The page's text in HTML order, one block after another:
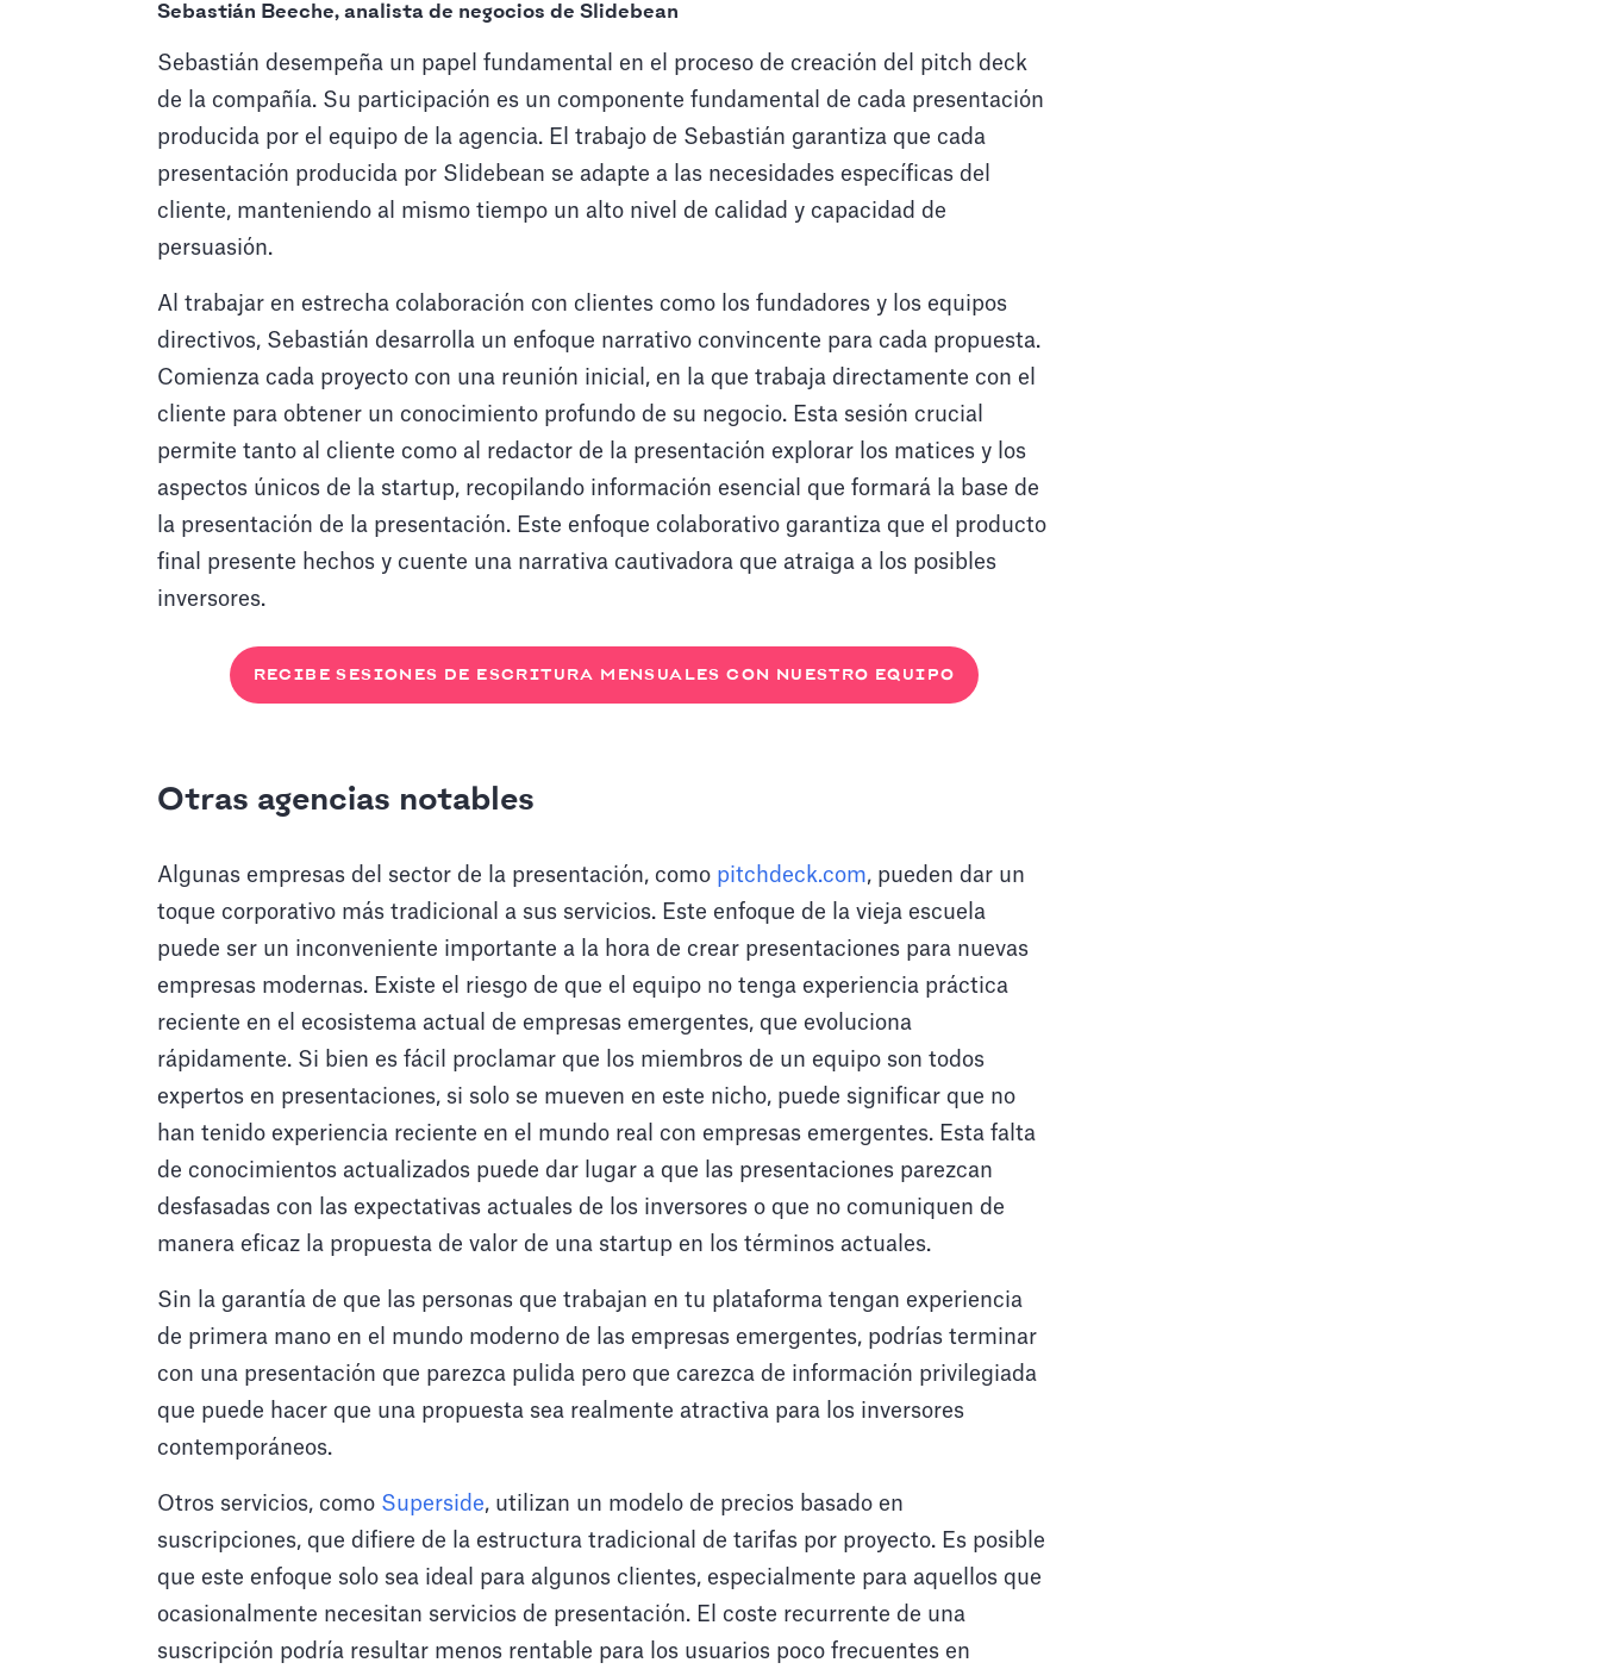
Sebastián Beeche, analista de negocios de Slidebean
Sebastián desempeña un papel fundamental en el proceso de creación del pitch deck
de la compañía. Su participación es un componente fundamental de cada presentación
producida por el equipo de la agencia. El trabajo de Sebastián garantiza que cada
presentación producida por Slidebean se adapte a las necesidades específicas del
cliente, manteniendo al mismo tiempo un alto nivel de calidad y capacidad de
persuasión.
Al trabajar en estrecha colaboración con clientes como los fundadores y los equipos
directivos, Sebastián desarrolla un enfoque narrativo convincente para cada propuesta.
Comienza cada proyecto con una reunión inicial, en la que trabaja directamente con el
cliente para obtener un conocimiento profundo de su negocio. Esta sesión crucial
permite tanto al cliente como al redactor de la presentación explorar los matices y los
aspectos únicos de la startup, recopilando información esencial que formará la base de
la presentación de la presentación. Este enfoque colaborativo garantiza que el producto
final presente hechos y cuente una narrativa cautivadora que atraiga a los posibles
inversores.
RECIBE SESIONES DE ESCRITURA MENSUALES CON NUESTRO EQUIPO
Otras agencias notables
Algunas empresas del sector de la presentación, como pitchdeck.com, pueden dar un
toque corporativo más tradicional a sus servicios. Este enfoque de la vieja escuela
puede ser un inconveniente importante a la hora de crear presentaciones para nuevas
empresas modernas. Existe el riesgo de que el equipo no tenga experiencia práctica
reciente en el ecosistema actual de empresas emergentes, que evoluciona
rápidamente. Si bien es fácil proclamar que los miembros de un equipo son todos
expertos en presentaciones, si solo se mueven en este nicho, puede significar que no
han tenido experiencia reciente en el mundo real con empresas emergentes. Esta falta
de conocimientos actualizados puede dar lugar a que las presentaciones parezcan
desfasadas con las expectativas actuales de los inversores o que no comuniquen de
manera eficaz la propuesta de valor de una startup en los términos actuales.
Sin la garantía de que las personas que trabajan en tu plataforma tengan experiencia
de primera mano en el mundo moderno de las empresas emergentes, podrías terminar
con una presentación que parezca pulida pero que carezca de información privilegiada
que puede hacer que una propuesta sea realmente atractiva para los inversores
contemporáneos.
Otros servicios, como Superside, utilizan un modelo de precios basado en
suscripciones, que difiere de la estructura tradicional de tarifas por proyecto. Es posible
que este enfoque solo sea ideal para algunos clientes, especialmente para aquellos que
ocasionalmente necesitan servicios de presentación. El coste recurrente de una
suscripción podría resultar menos rentable para los usuarios poco frecuentes en